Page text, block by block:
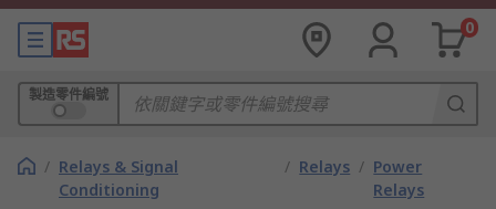
0
製造零件編號
/ Relays & Signal
Conditioning
/ Relays / Power
Relays